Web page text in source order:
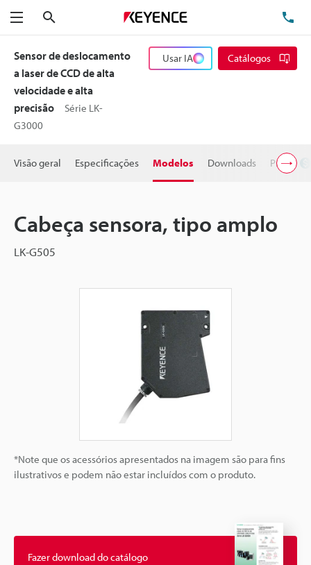
Menu
Sensor de deslocamento
a laser de CCD de alta
velocidade e alta
precisão
Série LK-
G3000
Usar IA Catálogos
Visão geral Especificações Modelos Downloads Preço
Cabeça sensora, tipo amplo
LK-G505
*Note que os acessórios apresentados na imagem são para fins
ilustrativos e podem não estar incluídos com o produto.
Fazer download do catálogo